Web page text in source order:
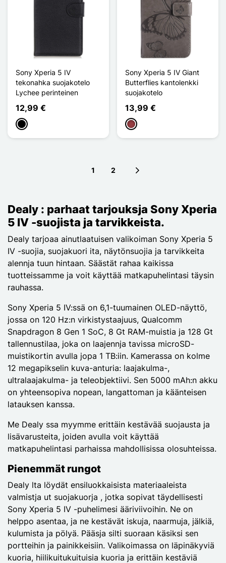
Sony Xperia 5 IV
tekonahka suojakotelo
Lychee perinteinen
12,99 €
Musta
Sony Xperia 5 IV Giant
Butterflies kantolenkki
suojakotelo
13,99 €
Rouge Foncé
1 2
Dealy : parhaat tarjouksja Sony Xperia
5 IV -suojista ja tarvikkeista.
Dealy tarjoaa ainutlaatuisen valikoiman Sony Xperia 5
IV -suojia, suojakuori ita, näytönsuojia ja tarvikkeita
alennja tuun hintaan. Säästät rahaa kaikissa
tuotteissamme ja voit käyttää matkapuhelintasi täysin
rauhassa.
Sony Xperia 5 IV:ssä on 6,1-tuumainen OLED-näyttö,
jossa on 120 Hz:n virkistystaajuus, Qualcomm
Snapdragon 8 Gen 1 SoC, 8 Gt RAM-muistia ja 128 Gt
tallennustilaa, joka on laajennja tavissa microSD-
muistikortin avulla jopa 1 TB:iin. Kamerassa on kolme
12 megapikselin kuva-anturia: laajakulma-,
ultralaajakulma- ja teleobjektiivi. Sen 5000 mAh:n akku
on yhteensopiva nopean, langattoman ja käänteisen
latauksen kanssa.
Me Dealy ssa myymme erittäin kestävää suojausta ja
lisävarusteita, joiden avulla voit käyttää
matkapuhelintasi parhaissa mahdollisissa olosuhteissa.
Pienemmät rungot
Dealy lta löydät ensiluokkaisista materiaaleista
valmistja ut suojakuorja , jotka sopivat täydellisesti
Sony Xperia 5 IV -puhelimesi ääriviivoihin. Ne on
helppo asentaa, ja ne kestävät iskuja, naarmuja, jälkiä,
kulumista ja pölyä. Pääsja silti suoraan käsiksi sen
portteihin ja painikkeisiin. Valikoimassa on läpinäkyviä
kuoria, hiilikuitukuituisia kuoria ja erittäin kestäviä